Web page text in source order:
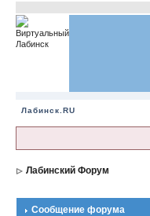
Лабинск.RU
Лабинский Форум
Сообщение форума